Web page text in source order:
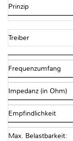
Prinzip
Treiber
Frequenzumfang
Impedanz (in Ohm)
Empfindlichkeit
Max. Belastbarkeit: